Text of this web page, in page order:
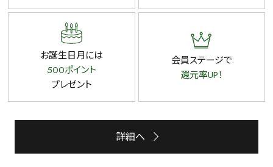
お誕生日月には
500ポイント
プレゼント
会員ステージで
還元率UP！
詳細へ